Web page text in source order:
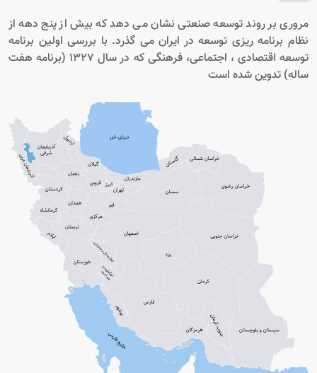
مروری بر روند توسعه صنعتی نشان می دهد که بیش از پنج دهه از
نظام برنامه ریزی توسعه در ایران می گذرد. با بررسی اولین برنامه
توسعه اقتصادی ، اجتماعی، فرهنگی که در سال 1327 (برنامه هفت
ساله) تدوین شده است